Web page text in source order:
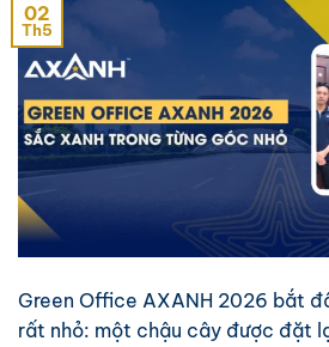
02
Th5
Green Office AXANH 2026 bắt
rất nhỏ: một chậu cây được đặt